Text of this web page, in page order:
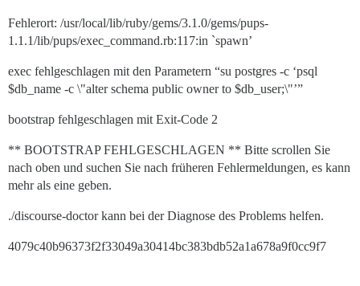
Fehlerort: /usr/local/lib/ruby/gems/3.1.0/gems/pups-
1.1.1/lib/pups/exec_command.rb:117:in `spawn’
exec fehlgeschlagen mit den Parametern “su postgres -c ‘psql
$db_name -c \"alter schema public owner to $db_user;\"’”
bootstrap fehlgeschlagen mit Exit-Code 2
** BOOTSTRAP FEHLGESCHLAGEN ** Bitte scrollen Sie
nach oben und suchen Sie nach früheren Fehlermeldungen, es kann
mehr als eine geben.
./discourse-doctor kann bei der Diagnose des Problems helfen.
4079c40b96373f2f33049a30414bc383bdb52a1a678a9f0cc9f7